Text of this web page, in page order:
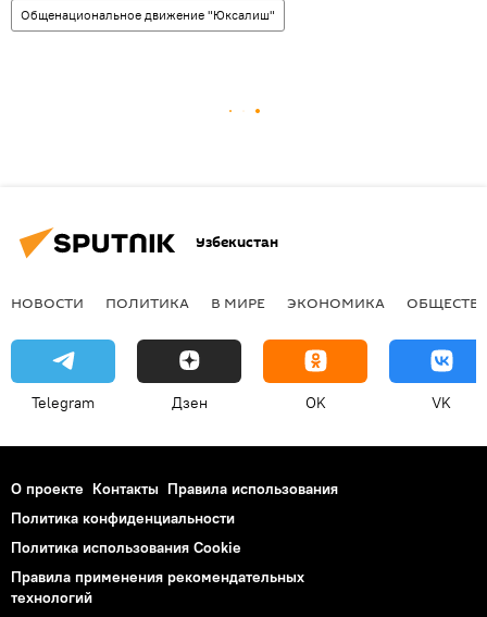
Общенациональное движение "Юксалиш"
Узбекистан
НОВОСТИ ПОЛИТИКА В МИРЕ ЭКОНОМИКА
Telegram Дзен OK VK
О проекте Контакты Правила использования
Политика конфиденциальности
Политика использования Cookie
Правила применения рекомендательных
технологий